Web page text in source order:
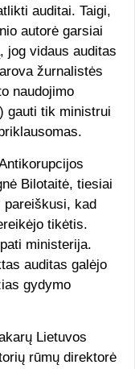
auditai. Taigi,
autorė garsiai
jog vidaus auditas
žurnalistės
naudojimo
gauti tik ministrui
Bilotaitė, tiesiai
pareiškusi, kad
tikėtis.
ministerija.
auditas galėjo
gydymo
Lietuvos
rūmų direktorė